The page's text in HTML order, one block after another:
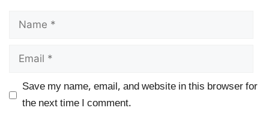
Name
Email
Save my name, email, and website in this browser for
the next time I comment.